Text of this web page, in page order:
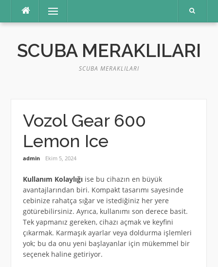
Menü
SCUBA MERAKLILARI
SCUBA MERAKLILARI
Vozol Gear 600
Lemon Ice
admin Ekim 5, 2024
Kullanım Kolaylığıise bu cihazın en büyük
avantajlarından biri. Kompakt tasarımı sayesinde
cebinize rahatça sığar ve istediğiniz her yere
götürebilirsiniz. Ayrıca, kullanımı son derece basit.
Tek yapmanız gereken, cihazı açmak ve keyfini
çıkarmak. Karmaşık ayarlar veya doldurma işlemleri
yok; bu da onu yeni başlayanlar için mükemmel bir
seçenek haline getiriyor.